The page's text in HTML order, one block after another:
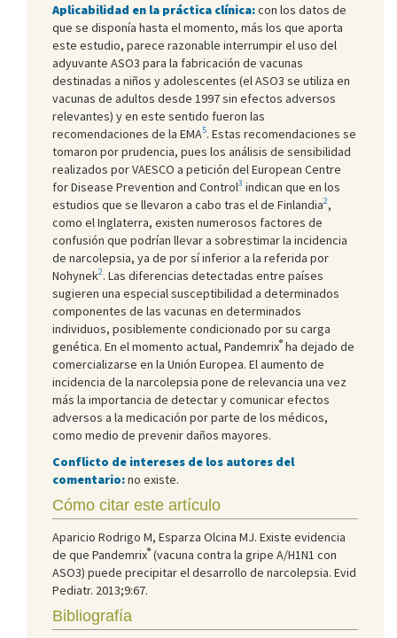
Aplicabilidad en la práctica clínica:con los datos de
que se disponía hasta el momento, más los que aporta
este estudio, parece razonable interrumpir el uso del
adyuvante ASO3 para la fabricación de vacunas
destinadas a niños y adolescentes (el ASO3 se utiliza en
vacunas de adultos desde 1997 sin efectos adversos
relevantes) y en este sentido fueron las
recomendaciones de la EMA5. Estas recomendaciones se
tomaron por prudencia, pues los análisis de sensibilidad
realizados por VAESCO a petición del European Centre
for Disease Prevention and Control3 indican que en los
estudios que se llevaron a cabo tras el de Finlandia2,
como el Inglaterra, existen numerosos factores de
confusión que podrían llevar a sobrestimar la incidencia
de narcolepsia, ya de por sí inferior a la referida por
Nohynek2. Las diferencias detectadas entre países
sugieren una especial susceptibilidad a determinados
componentes de las vacunas en determinados
individuos, posiblemente condicionado por su carga
genética. En el momento actual, Pandemrix® ha dejado de
comercializarse en la Unión Europea. El aumento de
incidencia de la narcolepsia pone de relevancia una vez
más la importancia de detectar y comunicar efectos
adversos a la medicación por parte de los médicos,
como medio de prevenir daños mayores.
Conflicto de intereses de los autores del
comentario:no existe.
Cómo citar este artículo
Aparicio Rodrigo M, Esparza Olcina MJ. Existe evidencia
de que Pandemrix® (vacuna contra la gripe A/H1N1 con
ASO3) puede precipitar el desarrollo de narcolepsia. Evid
Pediatr. 2013;9:67.
Bibliografía